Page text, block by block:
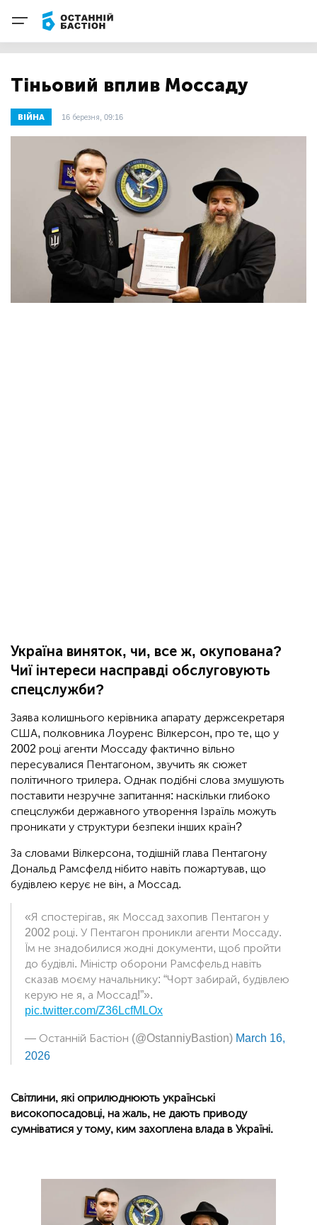
Тіньовий вплив Моссаду
ВІЙНА 16 березня, 09:16
Україна виняток, чи, все ж, окупована?
Чиї інтереси насправді обслуговують
спецслужби?
Заява колишнього керівника апарату держсекретаря
США, полковника Лоуренс Вілкерсон, про те, що у
2002 році агенти Моссаду фактично вільно
пересувалися Пентагоном, звучить як сюжет
політичного трилера. Однак подібні слова змушують
поставити незручне запитання: наскільки глибоко
спецслужби державного утворення Ізраїль можуть
проникати у структури безпеки інших країн?
За словами Вілкерсона, тодішній глава Пентагону
Дональд Рамсфелд нібито навіть пожартував, що
будівлею керує не він, а Моссад.
«Я спостерігав, як Моссад захопив Пентагон у
2002 році. У Пентагон проникли агенти Моссаду.
Їм не знадобилися жодні документи, щоб пройти
до будівлі. Міністр оборони Рамсфельд навіть
сказав моєму начальнику: “Чорт забирай, будівлею
керую не я, а Моссад!”».
pic.twitter.com/Z36LcfMLOx
— Останній Бастіон (@OstanniyBastion) March 16,
2026
Світлини, які оприлюднюють українські
високопосадовці, на жаль, не дають приводу
сумніватися у тому, ким захоплена влада в Україні.